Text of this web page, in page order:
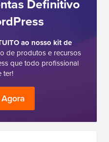
Definitivo
ao nosso kit de
de produtos e recursos
que todo profissional
ter!